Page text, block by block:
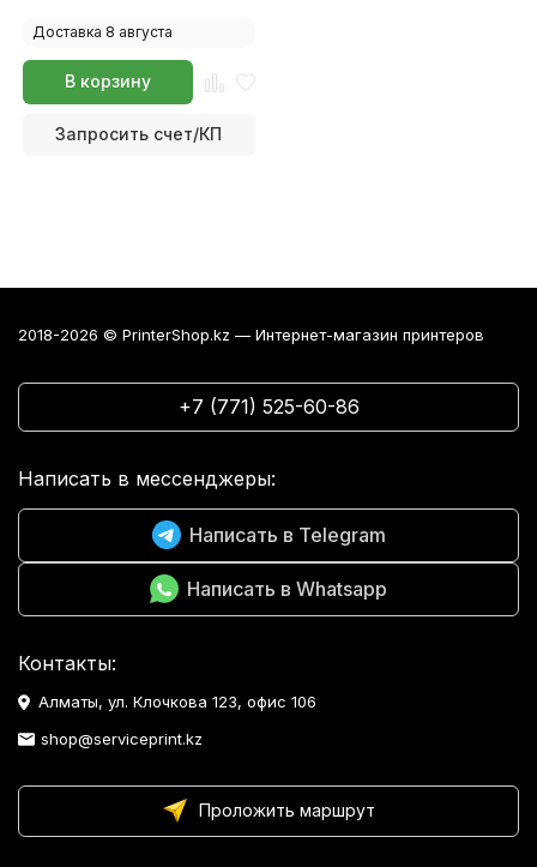
Доставка 8 августа
В корзину
Запросить счет/КП
2018-2026 © PrinterShop.kz — Интернет-магазин принтеров
+7 (771) 525-60-86
Написать в мессенджеры:
Написать в Telegram
Написать в Whatsapp
Контакты:
Алматы, ул. Клочкова 123, офис 106
shop@serviceprint.kz
Проложить маршрут